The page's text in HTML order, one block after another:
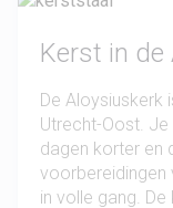
Kerst in
De Aloysiuskerk
Utrecht-Oost.
dagen korter en
voorbereidingen
in volle gang.